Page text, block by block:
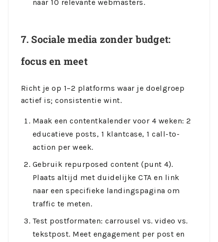
naar 10 relevante webmasters.
7. Sociale media zonder budget:
focus en meet
Richt je op 1–2 platforms waar je doelgroep
actief is; consistentie wint.
Maak een contentkalender voor 4 weken: 2
educatieve posts, 1 klantcase, 1 call-to-
action per week.
Gebruik repurposed content (punt 4).
Plaats altijd met duidelijke CTA en link
naar een specifieke landingspagina om
traffic te meten.
Test postformaten: carrousel vs. video vs.
tekstpost. Meet engagement per post en